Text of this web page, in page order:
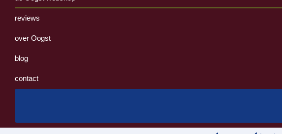
reviews
over Oogst
blog
contact